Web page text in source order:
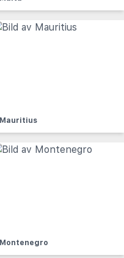
Mauritius
Montenegro